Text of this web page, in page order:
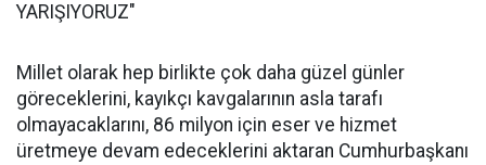
YARIŞIYORUZ"
Millet olarak hep birlikte çok daha güzel günler
göreceklerini, kayıkçı kavgalarının asla tarafı
olmayacaklarını, 86 milyon için eser ve hizmet
üretmeye devam edeceklerini aktaran Cumhurbaşkanı